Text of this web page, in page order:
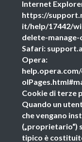
Internet
https://
it/help/17442/
delete-manage-
Safari:
Opera:
Cookie di terze
Quando un
che vengano
(„proprietario“)
tipico è